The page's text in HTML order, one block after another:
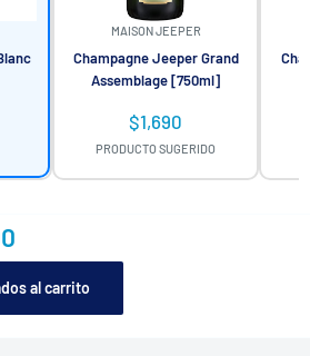
MAISON JEEPER
Champagne Jeeper Grand
Assemblage [750ml]
$1,690
PRODUCTO SUGERIDO
al carrito